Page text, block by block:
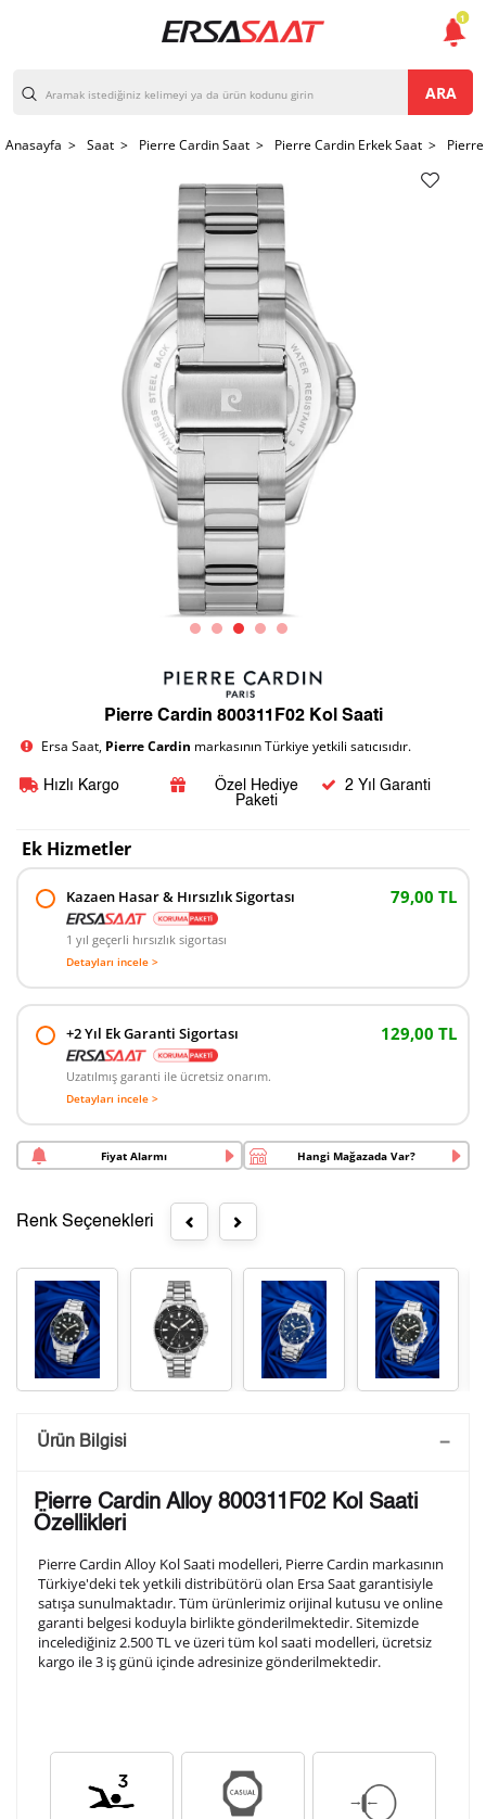
ARA
Anasayfa > Saat > Pierre Cardin Saat > Pierre Cardin Erkek Saat >
Pierre Cardin 800311F02 Kol Saati
Ersa Saat, Pierre Cardin markasının Türkiye yetkili satıcısıdır.
Hızlı Kargo
Özel Hediye
Paketi
2 Yıl Garanti
Ek Hizmetler
Kazaen Hasar & Hırsızlık Sigortası 79,00 TL
1 yıl geçerli hırsızlık sigortası
Detayları incele >
+2 Yıl Ek Garanti Sigortası 129,00 TL
Uzatılmış garanti ile ücretsiz onarım.
Detayları incele >
Fiyat Alarmı Hangi Mağazada Var?
Renk Seçenekleri
Saatini Kişiselleştir
arka kapağına gravür tekniği ile formda belirtmiş
olduğunuz şekilde işlenecektir.
1. Satır
10/ 10
2. Satır
10/ 10
Lütfen font seçiniz
Ürün Bilgisi
Pierre Cardin Alloy 800311F02 Kol Saati
Özellikleri
Pierre Cardin Alloy Kol Saati modelleri, Pierre Cardin markasının
Türkiye'deki tek yetkili distribütörü olan Ersa Saat garantisiyle
satışa sunulmaktadır. Tüm ürünlerimiz orijinal kutusu ve online
garanti belgesi koduyla birlikte gönderilmektedir. Sitemizde
incelediğiniz 2.500 TL ve üzeri tüm kol saati modelleri, ücretsiz
kargo ile 3 iş günü içinde adresinize gönderilmektedir.
1